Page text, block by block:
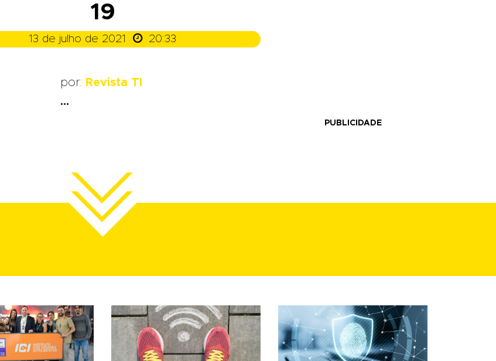
19
13 de julho de 2021  20:33
por: Revista TI
...
PUBLICIDADE